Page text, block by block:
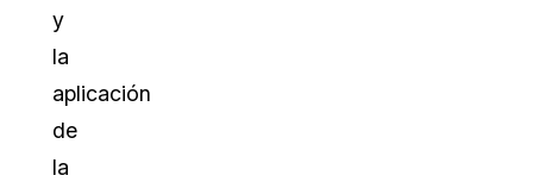
y
la
aplicación
de
la